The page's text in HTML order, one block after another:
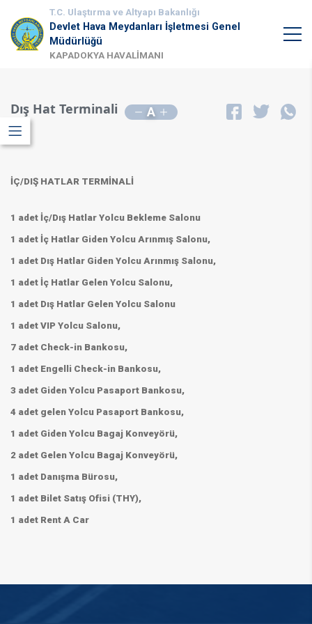
T.C. Ulaştırma ve Altyapı Bakanlığı
Devlet Hava Meydanları İşletmesi Genel
Müdürlüğü
KAPADOKYA HAVALİMANI
Dış Hat Terminali A
İÇ/DIŞ HATLAR TERMİNALİ
1 adet İç/Dış Hatlar Yolcu Bekleme Salonu
1 adet İç Hatlar Giden Yolcu Arınmış Salonu,
1 adet Dış Hatlar Giden Yolcu Arınmış Salonu,
1 adet İç Hatlar Gelen Yolcu Salonu,
1 adet Dış Hatlar Gelen Yolcu Salonu
1 adet VIP Yolcu Salonu,
7 adet Check-in Bankosu,
1 adet Engelli Check-in Bankosu,
3 adet Giden Yolcu Pasaport Bankosu,
4 adet gelen Yolcu Pasaport Bankosu,
1 adet Giden Yolcu Bagaj Konveyörü,
2 adet Gelen Yolcu Bagaj Konveyörü,
1 adet Danışma Bürosu,
1 adet Bilet Satış Ofisi (THY),
1 adet Rent A Car​